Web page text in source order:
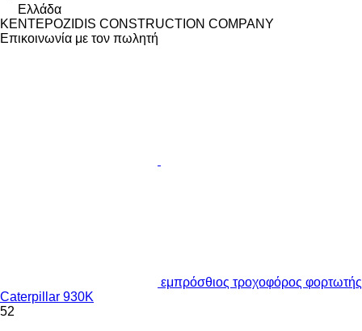
Ελλάδα
KENTEPOZIDIS CONSTRUCTION COMPANY
Επικοινωνία με τον πωλητή
εμπρόσθιος τροχοφόρος φορτωτής
Caterpillar 930K
52